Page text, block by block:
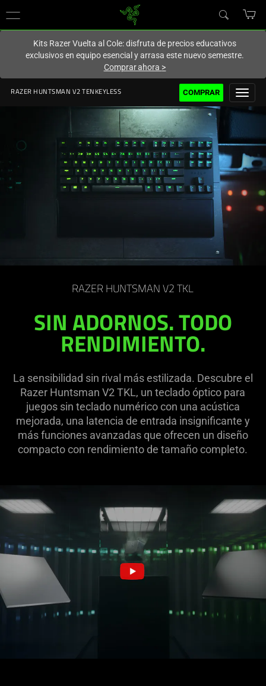
En este momento estás en el sitio de
Kits Razer Vuelta al Cole: disfruta de precios educativos
exclusivos en equipo esencial y arrasa este nuevo semestre.
Comprar ahora >
RAZER HUNTSMAN V2 TENKEYLESS COMPRAR
RAZER HUNTSMAN V2 TKL
SIN ADORNOS. TODO
RENDIMIENTO.
La sensibilidad sin rival más estilizada. Descubre el
Razer Huntsman V2 TKL, un teclado óptico para
juegos sin teclado numérico con una acústica
mejorada, una latencia de entrada insignificante y
más funciones avanzadas que ofrecen un diseño
compacto con rendimiento de tamaño completo.